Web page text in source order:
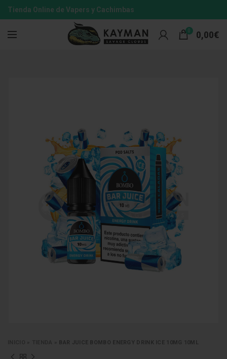
Tienda Online de Vapers y Cachimbas
0 0,00€
BAR JUICE BOMBO ENERGY DRINK ICE 10MG 10ML